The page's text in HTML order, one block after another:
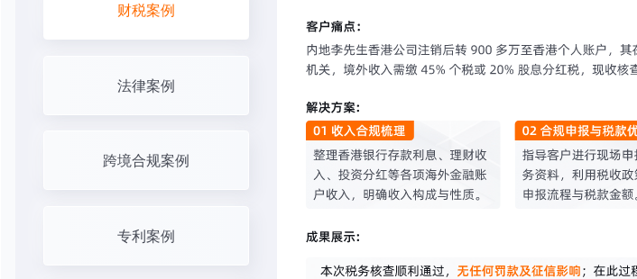
财税案例
法律案例
跨境合规案例
专利案例